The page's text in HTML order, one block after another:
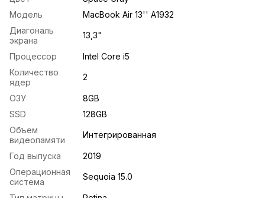
Модель
MacBook Air 13'' A1932
Диагональ
экрана
13,3"
Процессор
Intel Core i5
Количество
ядер
2
ОЗУ
8GB
SSD
128GB
Объем
видеопамяти
Интегрированная
Год выпуска
2019
Операционная
система
Sequoia 15.0